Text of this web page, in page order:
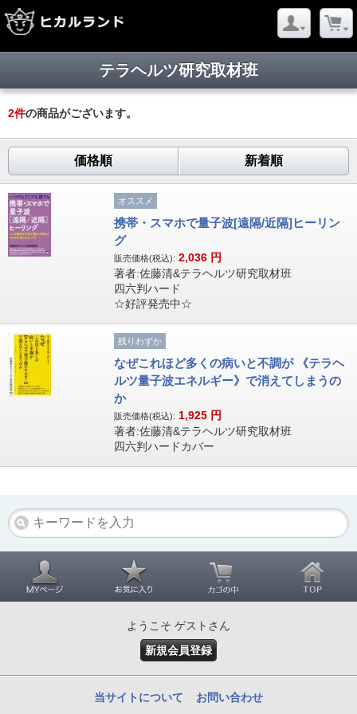
テラヘルツ研究取材班
2件の商品がございます。
価格順 新着順
オススメ
携帯・スマホで量子波[遠隔/近隔]ヒーリン
グ
販売価格(税込): 2,036 円
著者:佐藤清&テラヘルツ研究取材班
四六判ハード
☆好評発売中☆
残りわずか
なぜこれほど多くの病いと不調が 《テラヘ
ルツ量子波エネルギー》で消えてしまうの
か
販売価格(税込): 1,925 円
著者:佐藤清&テラヘルツ研究取材班
四六判ハードカバー
ようこそ ゲストさん
新規会員登録
当サイトについて お問い合わせ